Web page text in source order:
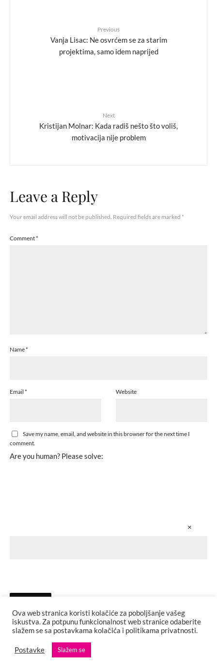
Previous
Vanja Lisac: Ne osvrćem se za starim
projektima, samo idem naprijed
Next
Kristijan Molnar: Kada radiš nešto što voliš,
motivacija nije problem
Leave a Reply
Your email address will not be published. Required fields are marked *
Comment*
Name*
Email * Website
Save my name, email, and website in this browser for the next time I
comment.
Are you human? Please solve:
Ova web stranica koristi kolačiće za poboljšanje vašeg
iskustva. Za potpunu funkcionalnost web stranice odaberite
slažem se sa postavkama kolačića i politikama privatnosti.
Postavke Slažem se
×